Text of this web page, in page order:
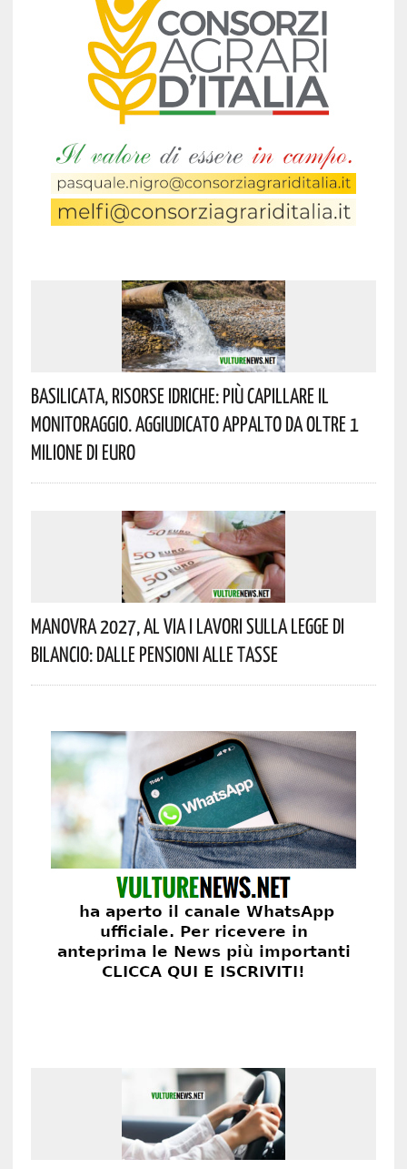
Basilicata, Risorse Idriche: Più Capillare Il
Monitoraggio. Aggiudicato Appalto Da Oltre 1
Milione Di Euro
Manovra 2027, Al Via I Lavori Sulla Legge Di
Bilancio: Dalle Pensioni Alle Tasse